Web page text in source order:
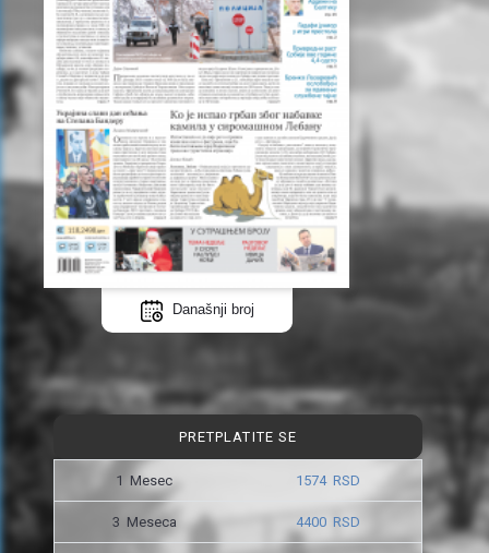
Današnji broj
PRETPLATITE SE
1 Mesec 1574 RSD
3 Meseca 4400 RSD